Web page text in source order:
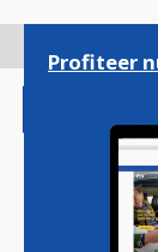
gaan
Profiteer